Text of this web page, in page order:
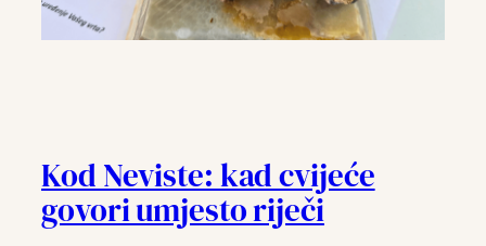
Kod Neviste: kad cvijeće
govori umjesto riječi